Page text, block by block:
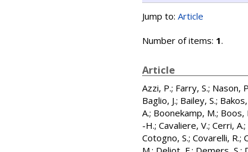
Jump to: Article
Number of items: 1.
Article
Azzi, P.; Farry, S.; Nason,
Baglio, J.; Bailey, S.;
A.; Boonekamp, M.; Boos,
-H.; Cavaliere, V.; Cerri, A.;
Cotogno, S.; Covarelli, R.;